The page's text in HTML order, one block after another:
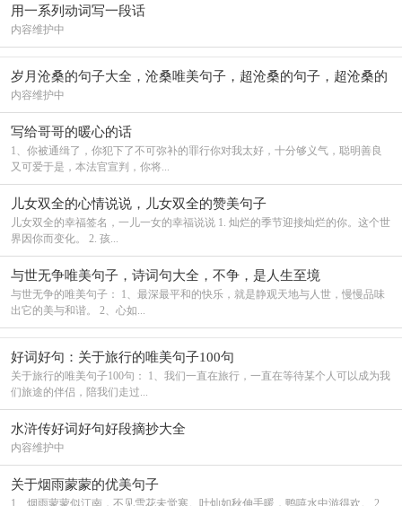
用一系列动词写一段话
内容维护中
岁月沧桑的句子大全，沧桑唯美句子，超沧桑的句子，超沧桑的
伤感
内容维护中
写给哥哥的暖心的话
1、你被通缉了，你犯下了不可弥补的罪行你对我太好，十分够义气，聪明善良
又可爱于是，本法官宣判，你将...
儿女双全的心情说说，儿女双全的赞美句子
儿女双全的幸福签名，一儿一女的幸福说说 1. 灿烂的季节迎接灿烂的你。这个世
界因你而变化。 2. 孩...
与世无争唯美句子，诗词句大全，不争，是人生至境
与世无争的唯美句子： 1、最深最平和的快乐，就是静观天地与人世，慢慢品味
出它的美与和谐。 2、心如...
好词好句：关于旅行的唯美句子100句
关于旅行的唯美句子100句： 1、我们一直在旅行，一直在等待某个人可以成为我
们旅途的伴侣，陪我们走过...
水浒传好词好句好段摘抄大全
内容维护中
关于烟雨蒙蒙的优美句子
1、烟雨蒙蒙似江南，不见雪花未觉寒。叶灿如秋伸手暖，鸭嘻水中游得欢。 2、